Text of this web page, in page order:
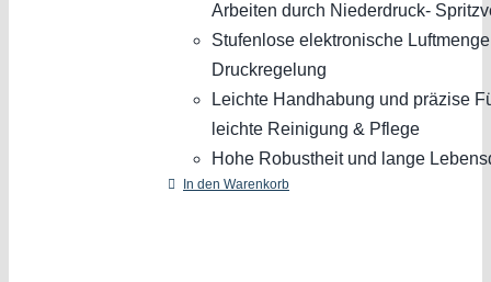
Arbeiten durch Niederdruck-
Stufenlose elektronische
Druckregelung
Leichte Handhabung und präzise
leichte Reinigung & Pflege
Hohe Robustheit und lange
In den Warenkorb